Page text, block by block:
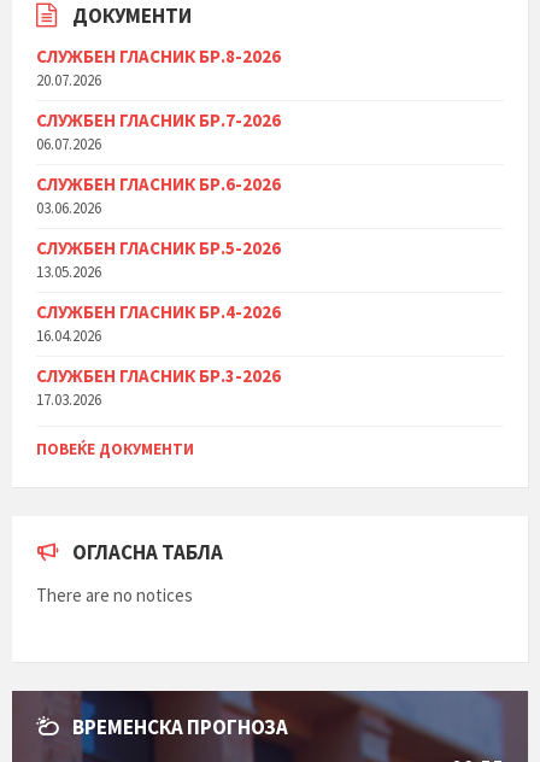
ДОКУМЕНТИ
СЛУЖБЕН ГЛАСНИК БР.8-2026
20.07.2026
СЛУЖБЕН ГЛАСНИК БР.7-2026
06.07.2026
СЛУЖБЕН ГЛАСНИК БР.6-2026
03.06.2026
СЛУЖБЕН ГЛАСНИК БР.5-2026
13.05.2026
СЛУЖБЕН ГЛАСНИК БР.4-2026
16.04.2026
СЛУЖБЕН ГЛАСНИК БР.3-2026
17.03.2026
ПОВЕЌЕ ДОКУМЕНТИ
ОГЛАСНА ТАБЛА
There are no notices
ВРЕМЕНСКА ПРОГНОЗА